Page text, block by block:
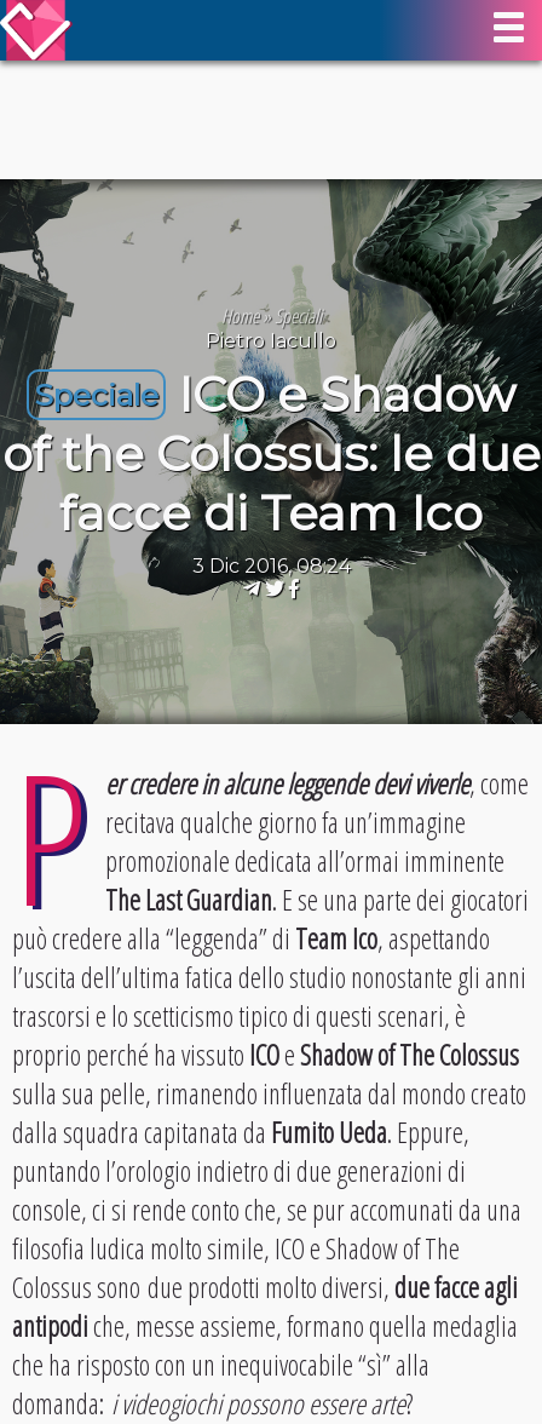
Home»Speciali
Pietro Iacullo
Speciale
ICO e Shadow
of the Colossus: le due
facce di Team Ico
3 Dic 2016, 08:24
P er credere in alcune leggende devi viverle, come
recitava qualche giorno fa un’immagine
promozionale dedicata all’ormai imminente
The Last Guardian. E se una parte dei giocatori
può credere alla “leggenda” di Team Ico, aspettando
l’uscita dell’ultima fatica dello studio nonostante gli anni
trascorsi e lo scetticismo tipico di questi scenari, è
proprio perché ha vissutoICOeShadow of The Colossus
sulla sua pelle, rimanendo influenzata dal mondo creato
dalla squadra capitanata da Fumito Ueda. Eppure,
puntando l’orologio indietro di due generazioni di
console, ci si rende conto che, se pur accomunati da una
filosofia ludica molto simile, ICO e Shadow of The
Colossus sono due prodotti molto diversi,due facce agli
antipodiche, messe assieme, formano quella medaglia
che ha risposto con un inequivocabile “sì” alla
domanda: i videogiochi possono essere arte?